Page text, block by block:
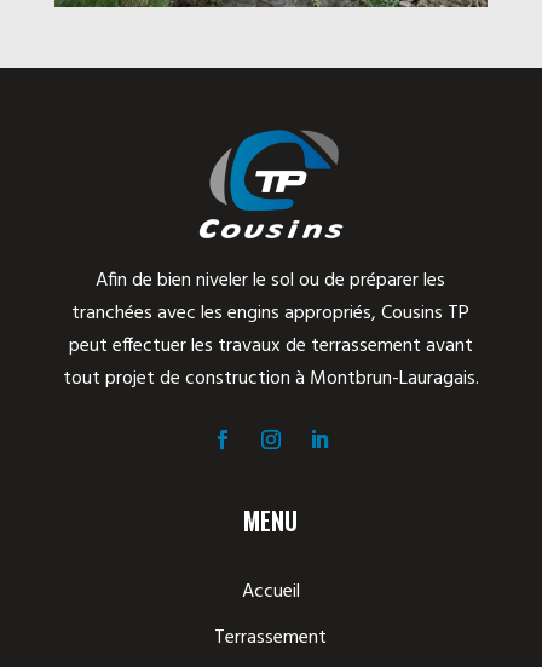
Afin de bien niveler le sol ou de préparer les
tranchées avec les engins appropriés, Cousins TP
peut effectuer les travaux de terrassement avant
tout projet de construction à Montbrun-Lauragais.
MENU
Accueil
Terrassement